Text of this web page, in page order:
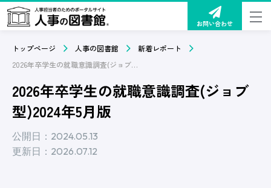
お問い合わせ
トップページ 人事の図書館
新着レポート
2026年卒学生の就職意識調査(ジョブ型)2024年5月版
2026年卒学生の就職意識調査(ジョブ
型)2024年5月版
公開日：2024.05.13
更新日：2026.07.12